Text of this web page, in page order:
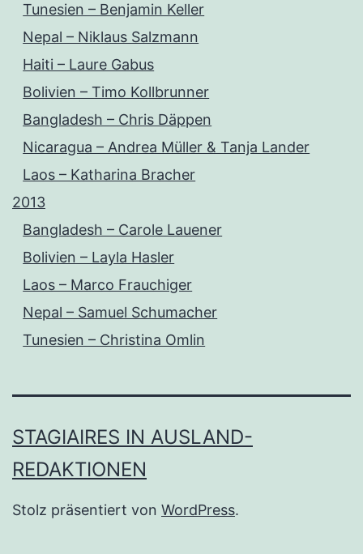
Tunesien – Benjamin Keller
Nepal – Niklaus Salzmann
Haiti – Laure Gabus
Bolivien – Timo Kollbrunner
Bangladesh – Chris Däppen
Nicaragua – Andrea Müller & Tanja Lander
Laos – Katharina Bracher
2013
Bangladesh – Carole Lauener
Bolivien – Layla Hasler
Laos – Marco Frauchiger
Nepal – Samuel Schumacher
Tunesien – Christina Omlin
STAGIAIRES IN AUSLAND-
REDAKTIONEN
Stolz präsentiert von WordPress.